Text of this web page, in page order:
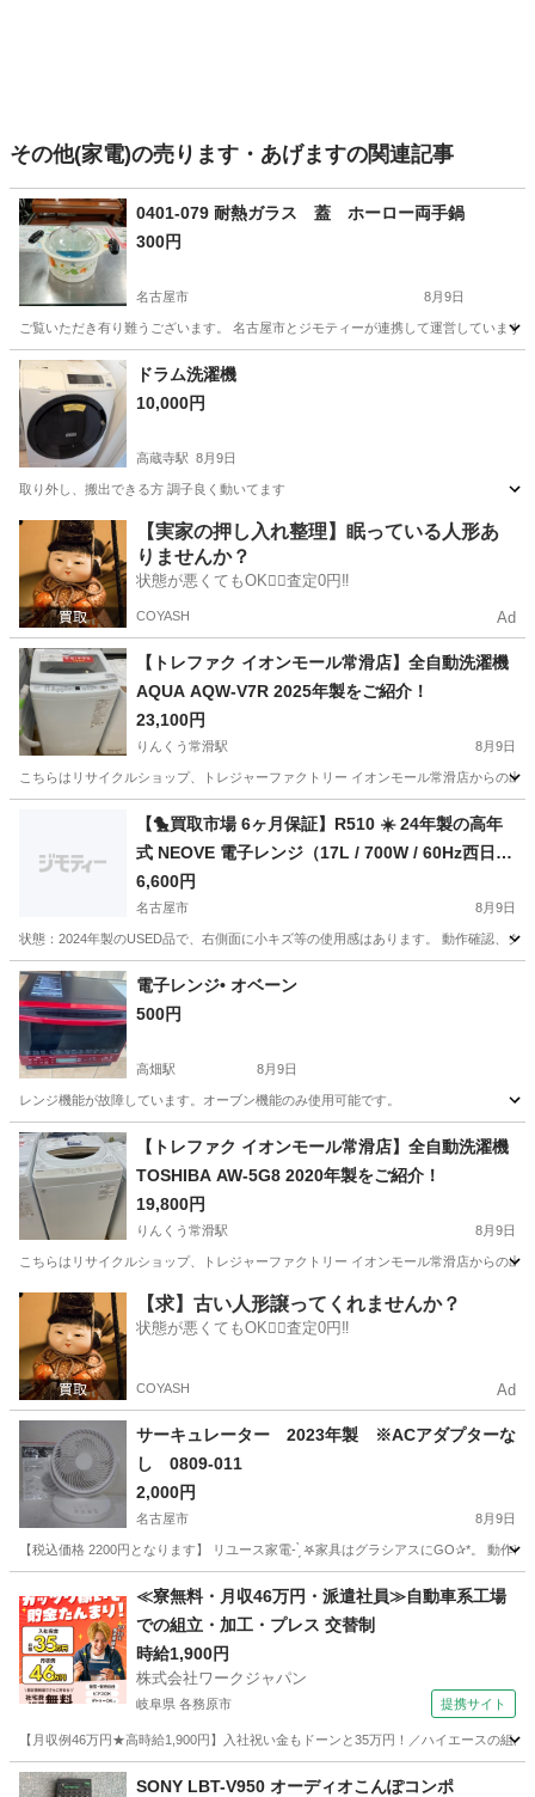
その他(家電)の売ります・あげますの関連記事
0401-079 耐熱ガラス 蓋 ホーロー両手鍋
300円
名古屋市 8月9日
ご覧いただき有り難うございます。 名古屋市とジモティーが連携して運営してい
愛知 名古屋市 家電
ドラム洗濯機
10,000円
高蔵寺駅 8月9日
取り外し、搬出できる方 調子良く動いてます
愛知 春日井市 高蔵寺駅 生活家電
【実家の押し入れ整理】眠っている人形あ
りませんか？
状態が悪くてもOK🙆‍♀️査定0円‼️
COYASH Ad
【トレファク イオンモール常滑店】全自動洗濯機
AQUA AQW-V7R 2025年製をご紹介！
23,100円
りんくう常滑駅 8月9日
こちらはリサイクルショップ、トレジャーファクトリー イオンモール常滑店からの
りんくう常滑駅 生活家電
【🐤買取市場 6ヶ月保証】R510 ☀️ 24年製の高年
式 NEOVE 電子レンジ（17L / 700W / 60Hz西日本
専用） RMM-AT717-6WT ⭐ 動作確認済 ⭐ クリー
ニング済
6,600円
名古屋市 8月9日
状態：2024年製のUSED品で、右側面に小キズ等の使用感はあります。 動作確認
愛知 名古屋市 キッチン家電
電子レンジ• オベーン
500円
高畑駅 8月9日
レンジ機能が故障しています。オーブン機能のみ使用可能です。
愛知 名古屋市 キッチン家電
【トレファク イオンモール常滑店】全自動洗濯機
TOSHIBA AW-5G8 2020年製をご紹介！
19,800円
りんくう常滑駅 8月9日
こちらはリサイクルショップ、トレジャーファクトリー イオンモール常滑店からの
愛知 常滑市 りんくう常滑駅 生活家電 トレファク
【求】古い人形譲ってくれませんか？
状態が悪くてもOK🙆‍♀️査定0円‼️
COYASH Ad
サーキュレーター 2023年製 ※ACアダプターな
し 0809-011
2,000円
名古屋市 8月9日
【税込価格 2200円となります】 リユース家電- ̗̀ 𖤐家具はグラシアスにGO✰*。 動作
季節、空調家電
≪寮無料・月収46万円・派遣社員≫自動車系工場
での組立・加工・プレス 交替制
時給1,900円
株式会社ワークジャパン
岐阜県 各務原市 提携サイト
【月収例46万円★高時給1,900円】入社祝い金もドーンと35万円！／ハイエースの組
岐阜 各務原市 SONY LBT-V950 オーディオこんぽコンポ